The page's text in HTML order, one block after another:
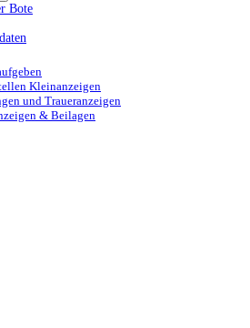
Bote
Kleinanzeigen
und Traueranzeigen
& Beilagen